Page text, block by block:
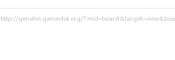
http://genshin.gamedot.org/